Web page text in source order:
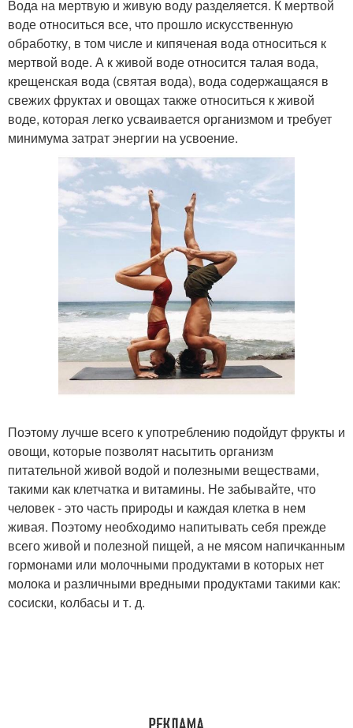
Вода на мертвую и живую воду разделяется. К мертвой
воде относиться все, что прошло искусственную
обработку, в том числе и кипяченая вода относиться к
мертвой воде. А к живой воде относится талая вода,
крещенская вода (святая вода), вода содержащаяся в
свежих фруктах и овощах также относиться к живой
воде, которая легко усваивается организмом и требует
минимума затрат энергии на усвоение.
Поэтому лучше всего к употреблению подойдут фрукты и
овощи, которые позволят насытить организм
питательной живой водой и полезными веществами,
такими как клетчатка и витамины. Не забывайте, что
человек - это часть природы и каждая клетка в нем
живая. Поэтому необходимо напитывать себя прежде
всего живой и полезной пищей, а не мясом напичканным
гормонами или молочными продуктами в которых нет
молока и различными вредными продуктами такими как:
сосиски, колбасы и т. д.